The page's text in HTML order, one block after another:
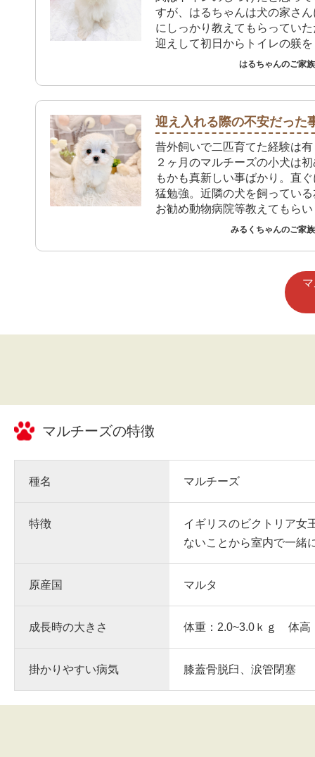
すが、はるちゃんは犬の家さ
にしっかり教えてもらってい
迎えして初日からトイレの躾
も、おしっこもうんちもトイ
屋に出してもお姉ちゃんたち
っています。 これからは先住
り方を教えながら楽しく生活
いです。
はるちゃんのご家
迎え入れる際の不安だった
昔外飼いで二匹育てた経験は
２ヶ月のマルチーズの小犬は
もかも真新しい事ばかり。直
猛勉強。近隣の犬を飼ってい
お勧め動物病院等教えてもら
犬の家でも必要な物等買いに
みるくちゃんのご家
マルチーズの特徴
種名 マルチーズ
特徴
イギリスのビクトリア女
ないことから室内で一緒
原産国 マルタ
成長時の大きさ 体重：2.0~3.0ｋｇ 体高
掛かりやすい病気 膝蓋骨脱臼、涙管閉塞